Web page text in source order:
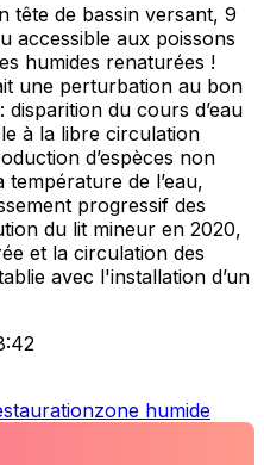
tête de bassin versant, 9
accessible aux poissons
humides renaturées !
une perturbation au bon
du cours d’eau
à la libre circulation
d’espèces non
de l’eau,
progressif des
du lit mineur en 2020,
et la circulation des
avec l'installation d’un
zone humide